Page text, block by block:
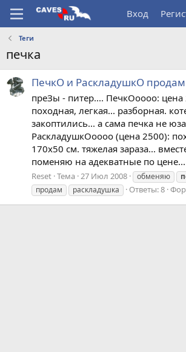
Вход
Теги
печка
ПечкО и РаскладушкО
преЗы - питер.... ПечкОоооо: цена
походная, легкая... разборная.
закоптились... а сама печка не
РаскладушкОоооо (цена 2500):
170х50 см. тяжелая зараза...
поменяю на адекватные по цене...
Reset Тема 27 Июл 2008 обменяю
продам
раскладушка Ответы: 8